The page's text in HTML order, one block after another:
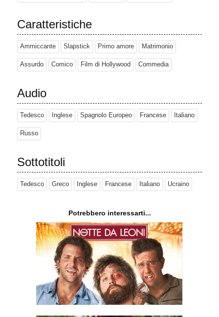
Caratteristiche
Ammiccante Slapstick Primo amore Matrimonio
Assurdo Comico Film di Hollywood Commedia
Audio
Tedesco Inglese Spagnolo Europeo Francese Italiano
Russo
Sottotitoli
Tedesco Greco Inglese Francese Italiano Ucraino
Potrebbero interessarti...